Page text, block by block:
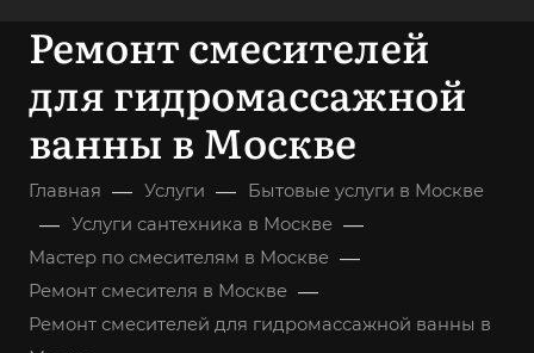
Ремонт смесителей
для гидромассажной
ванны в Москве
Главная — Услуги — Бытовые услуги в Москве
— Услуги сантехника в Москве —
Мастер по смесителям в Москве —
Ремонт смесителя в Москве —
Ремонт смесителей для гидромассажной ванны в